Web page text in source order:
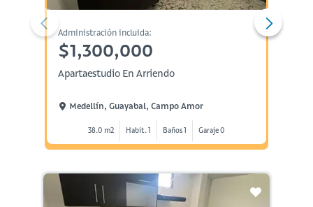
Administración incluida:
$1,300,000
Apartaestudio En Arriendo
Medellín, Guayabal, Campo Amor
38.0 m2 Habit. 1 Baños 1 Garaje 0